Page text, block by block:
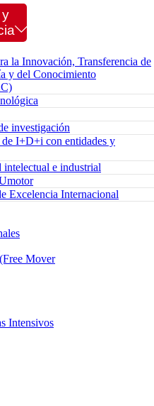
la Innovación, Transferencia de
y del Conocimiento
investigación
de I+D+i con entidades y
intelectual e industrial
Excelencia Internacional
Mover
Intensivos